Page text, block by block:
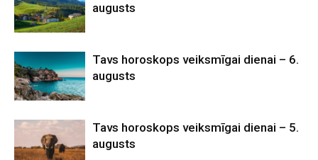
augusts
Tavs horoskops veiksmīgai dienai – 6.
augusts
Tavs horoskops veiksmīgai dienai – 5.
augusts